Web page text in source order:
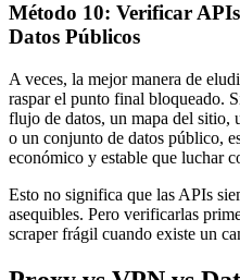
Método 10: Verificar
Datos Públicos
A veces, la mejor manera de
raspar el punto final bloqueado.
flujo de datos, un mapa del sitio,
o un conjunto de datos público,
económico y estable que luchar
Esto no significa que las APIs
asequibles. Pero verificarlas
scraper frágil cuando existe un